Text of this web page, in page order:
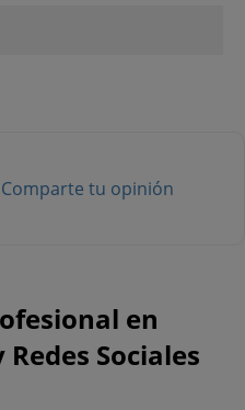
Comparte tu opinión
en
Sociales